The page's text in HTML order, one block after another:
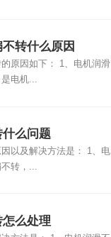
转什么原因
原因如下： 1、电机润滑
电机...
么问题
以及解决方法是： 1、电
转，...
么处理